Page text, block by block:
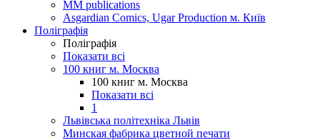
MM publications
Asgardian Comics, Ugar Production м. Київ
Поліграфія
Поліграфія
Показати всі
100 книг м. Москва
100 книг м. Москва
Показати всі
1
Львівська політехніка Львів
Минская фабрика цветной печати